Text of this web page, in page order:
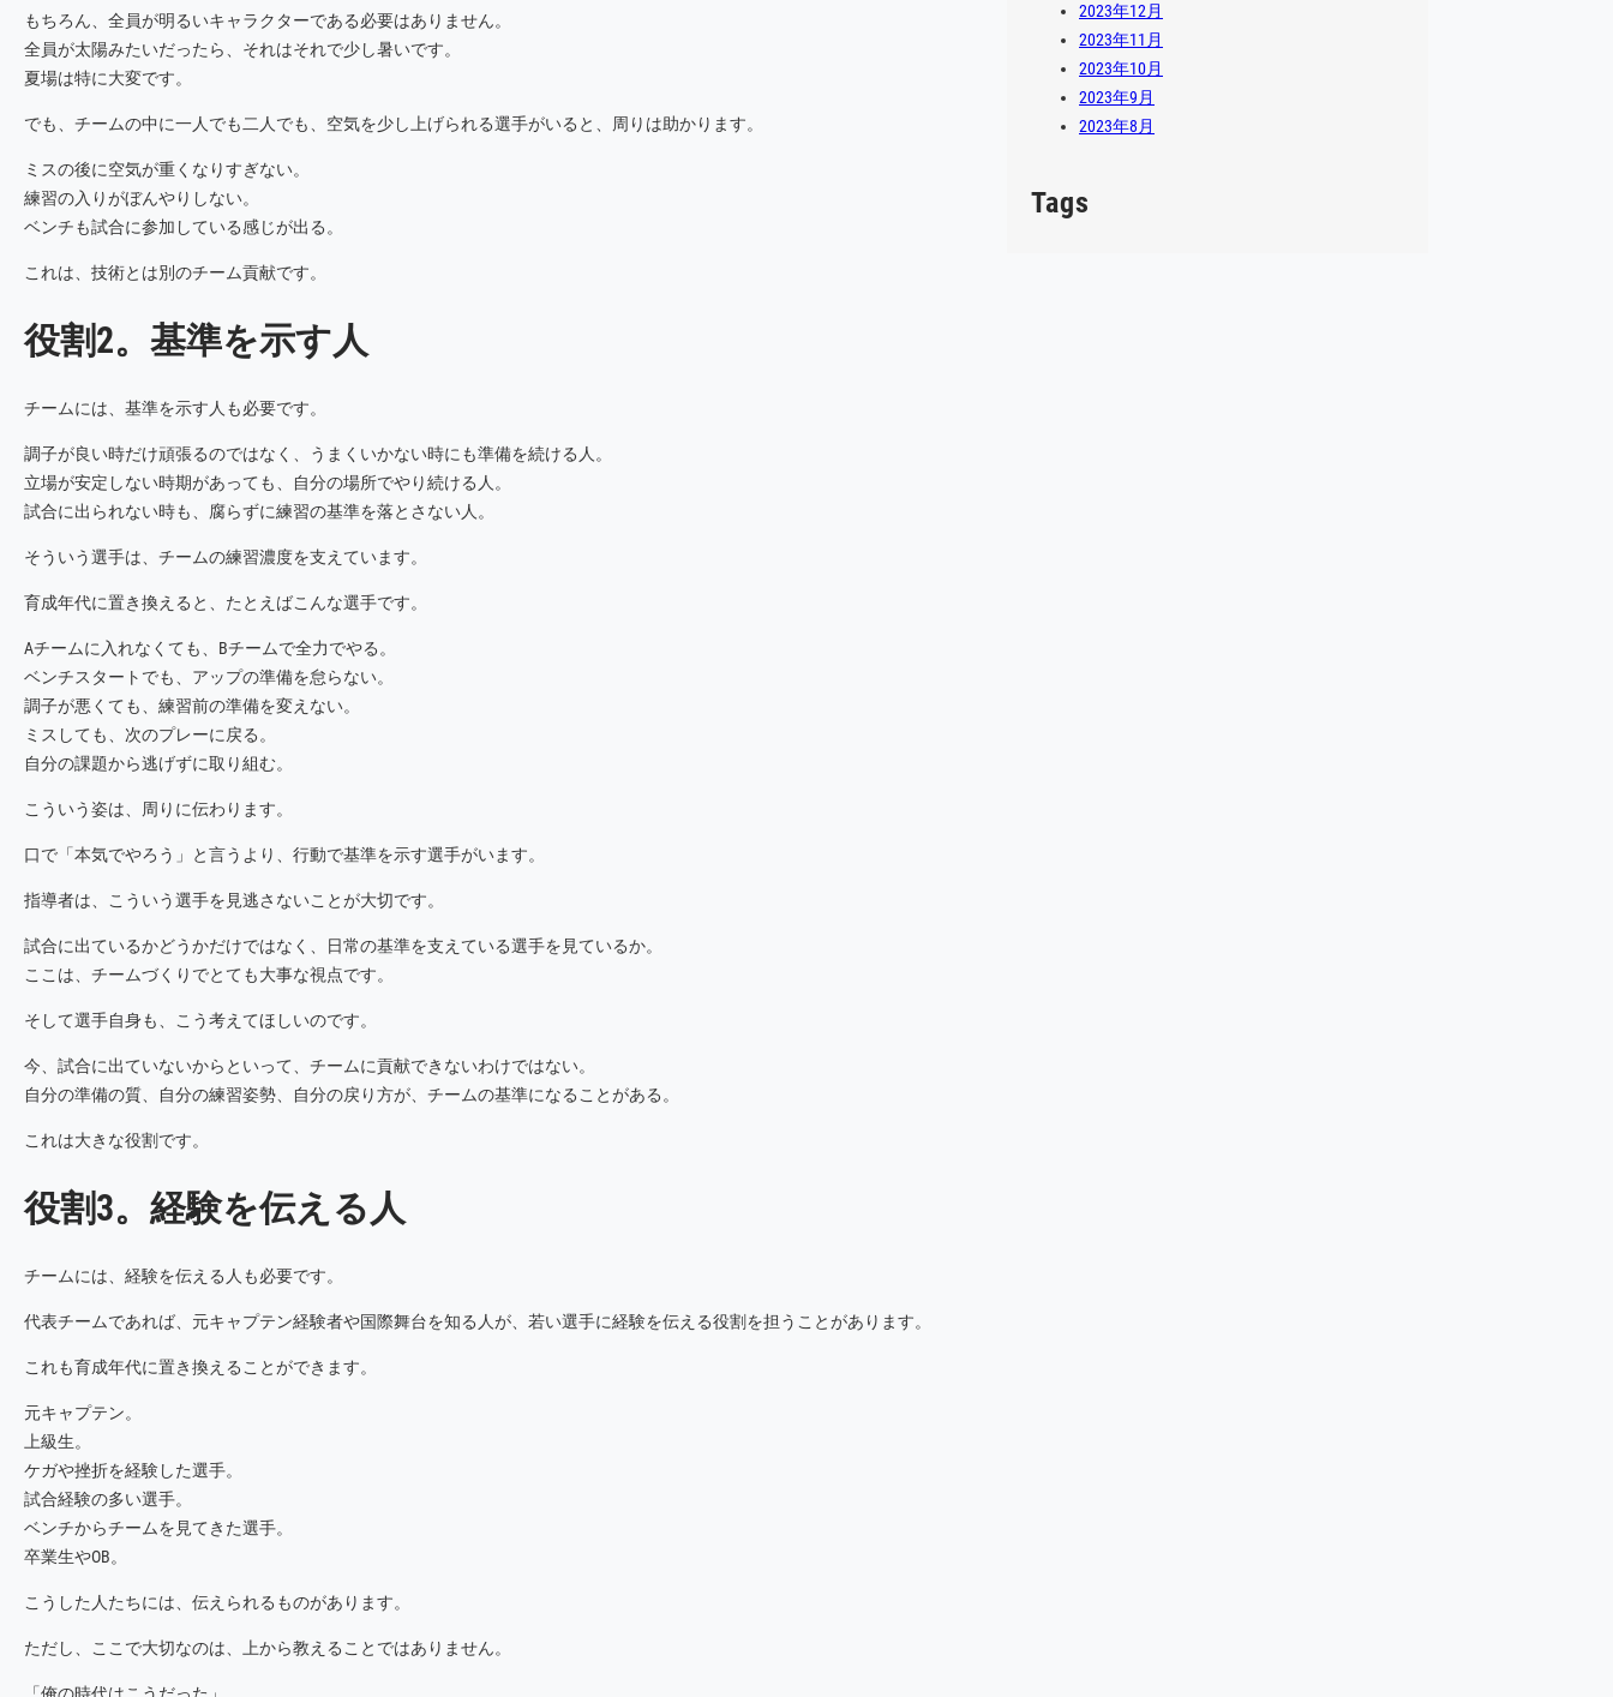
もちろん、全員が明るいキャラクターである必要はありません。
全員が太陽みたいだったら、それはそれで少し暑いです。
夏場は特に大変です。
でも、チームの中に一人でも二人でも、空気を少し上げられる選手がいると、周りは助かります。
ミスの後に空気が重くなりすぎない。
練習の入りがぼんやりしない。
ベンチも試合に参加している感じが出る。
これは、技術とは別のチーム貢献です。
役割2。基準を示す人
チームには、基準を示す人も必要です。
調子が良い時だけ頑張るのではなく、うまくいかない時にも準備を続ける人。
立場が安定しない時期があっても、自分の場所でやり続ける人。
試合に出られない時も、腐らずに練習の基準を落とさない人。
そういう選手は、チームの練習濃度を支えています。
育成年代に置き換えると、たとえばこんな選手です。
Aチームに入れなくても、Bチームで全力でやる。
ベンチスタートでも、アップの準備を怠らない。
調子が悪くても、練習前の準備を変えない。
ミスしても、次のプレーに戻る。
自分の課題から逃げずに取り組む。
こういう姿は、周りに伝わります。
口で「本気でやろう」と言うより、行動で基準を示す選手がいます。
指導者は、こういう選手を見逃さないことが大切です。
試合に出ているかどうかだけではなく、日常の基準を支えている選手を見ているか。
ここは、チームづくりでとても大事な視点です。
そして選手自身も、こう考えてほしいのです。
今、試合に出ていないからといって、チームに貢献できないわけではない。
自分の準備の質、自分の練習姿勢、自分の戻り方が、チームの基準になることがある。
これは大きな役割です。
役割3。経験を伝える人
チームには、経験を伝える人も必要です。
代表チームであれば、元キャプテン経験者や国際舞台を知る人が、若い選手に経験を伝える役割を担うことがあります。
これも育成年代に置き換えることができます。
元キャプテン。
上級生。
ケガや挫折を経験した選手。
試合経験の多い選手。
ベンチからチームを見てきた選手。
卒業生やOB。
こうした人たちには、伝えられるものがあります。
ただし、ここで大切なのは、上から教えることではありません。
2023年12月
2023年11月
2023年10月
2023年9月
2023年8月
Tags